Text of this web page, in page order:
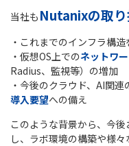
個
当社も Nutanixの取
・これまでのインフラ構造
・仮想OS上でのネットワ
Radius、監視等）の増加
・今後のクラウド、AI関連
導入要望への備え
このような背景から、今
し、ラボ環境の構築や様々